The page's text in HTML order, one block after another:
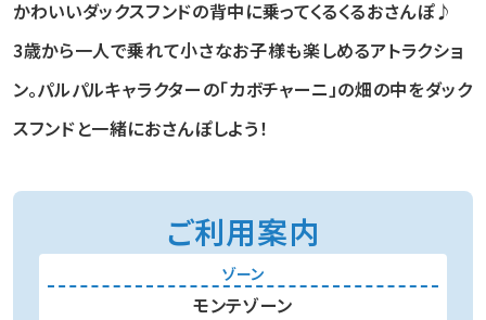
かわいいダックスフンドの背中に乗ってくるくるおさんぽ♪
3歳から一人で乗れて小さなお子様も楽しめるアトラクショ
ン。パルパルキャラクターの「カボチャーニ」の畑の中をダック
スフンドと一緒におさんぽしよう！
ご利用案内
ゾーン
モンテゾーン